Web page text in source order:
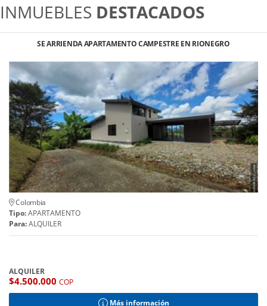
INMUEBLES DESTACADOS
SE ARRIENDA APARTAMENTO CAMPESTRE EN RIONEGRO
Colombia
Tipo:APARTAMENTO
Para:ALQUILER
ALQUILER
$4.500.000 COP
Más información